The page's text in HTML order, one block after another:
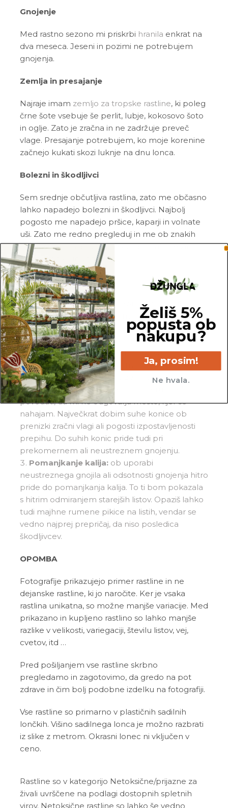
Gnojenje
Med rastno sezono mi priskrbi hranila enkrat na
dva meseca. Jeseni in pozimi ne potrebujem
gnojenja.
Zemlja in presajanje
Najraje imam zemljo za tropske rastline, ki poleg
črne šote vsebuje še perlit, lubje, kokosovo šoto
in oglje. Zato je zračna in ne zadržuje preveč
vlage. Presajanje potrebujem, ko moje korenine
začnejo kukati skozi luknje na dnu lonca.
Bolezni in škodljivci
Sem srednje občutljiva rastlina, zato me občasno
lahko napadejo bolezni in škodljivci. Najbolj
pogosto me napadejo pršice, kaparji in volnate
uši. Zato me redno pregleduj in me ob znakih
škodljivcev pozdravi z insekticidom ali mešanico
Neem tonika
in vode.
Pogoste težave
Rjavenje novih listov:
čeprav imam rada
vseskozi vlažno zemljo, ne maram stati v vodi ali
premokri zemlji in ti bom svoje nezadovoljstvo
največkrat pokazala ravno z rjavenjem novih
listov. V tem primeru preveri moje korenine in
poreži vse nagnite dele ter me presadi v
popolnima svežo in zračno zemljo.
Suhe listne konice:
povedati, da mi ne odgovarja mesto, kjer se
nahajam. Največkrat dobim suhe konice ob
prenizki zračni vlagi ali pogosti izpostavljenosti
prepihu. Do suhih konic pride tudi pri
prekomernem ali neustreznem gnojenju.
Pomanjkanje kalija:ob uporabi
neustreznega gnojila ali odsotnosti gnojenja hitro
pride do pomanjkanja kalija. To ti bom pokazala
s hitrim odmiranjem starejših listov. Opaziš lahko
tudi majhne rumene pikice na listih, vendar se
vedno najprej prepričaj, da niso posledica
škodljivcev.
OPOMBA
Fotografije prikazujejo primer rastline in ne
dejanske rastline, ki jo naročite. Ker je vsaka
rastlina unikatna, so možne manjše variacije. Med
prikazano in kupljeno rastlino so lahko manjše
razlike v velikosti, variegaciji, številu listov, vej,
cvetov, itd …
Pred pošiljanjem vse rastline skrbno
pregledamo in zagotovimo, da gredo na pot
zdrave in čim bolj podobne izdelku na fotografiji.
Vse rastline so primarno v plastičnih sadilnih
lončkih. Višino sadilnega lonca je možno razbrati
iz slike z metrom. Okrasni lonec ni vključen v
ceno.
Rastline so v kategorijo Netoksične/prijazne za
živali uvrščene na podlagi dostopnih spletnih
virov. Netoksične rastline so lahko še vedno
Želiš 5%
popusta ob
nakupu?
Ja, prosim!
Ne hvala.